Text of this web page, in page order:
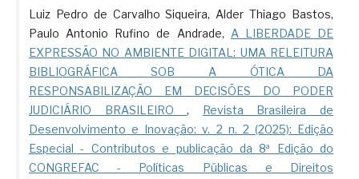
Luiz Pedro de Carvalho Siqueira, Alder Thiago Bastos,
Paulo Antonio Rufino de Andrade, A LIBERDADE DE
EXPRESSÃO NO AMBIENTE DIGITAL: UMA RELEITURA
BIBLIOGRÁFICA SOB A ÓTICA DA
RESPONSABILIZAÇÃO EM DECISÕES DO PODER
JUDICIÁRIO BRASILEIRO, Revista Brasileira de
Desenvolvimento e Inovação: v. 2 n. 2 (2025): Edição
Especial - Contributos e publicação da 8ª Edição do
CONGREFAC - Políticas Públicas e Direitos